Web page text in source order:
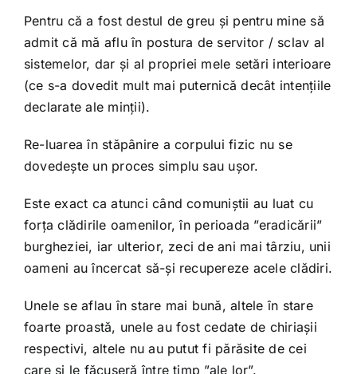
Pentru că a fost destul de greu și pentru mine să
admit că mă aflu în postura de servitor / sclav al
sistemelor, dar și al propriei mele setări interioare
(ce s-a dovedit mult mai puternică decât intențiile
declarate ale minții).
Re-luarea în stăpânire a corpului fizic nu se
dovedește un proces simplu sau ușor.
Este exact ca atunci când comuniștii au luat cu
forța clădirile oamenilor, în perioada ”eradicării”
burgheziei, iar ulterior, zeci de ani mai târziu, unii
oameni au încercat să-și recupereze acele clădiri.
Unele se aflau în stare mai bună, altele în stare
foarte proastă, unele au fost cedate de chiriașii
respectivi, altele nu au putut fi părăsite de cei
care și le făcuseră între timp ”ale lor”.